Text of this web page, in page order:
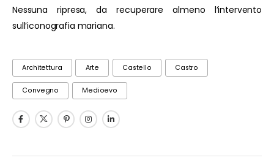
Nessuna ripresa, da recuperare almeno l’intervento
sull’iconografia mariana.
Architettura Arte Castello Castro
Convegno Medioevo